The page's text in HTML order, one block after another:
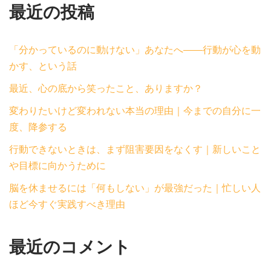
最近の投稿
「分かっているのに動けない」あなたへ——行動が心を動
かす、という話
最近、心の底から笑ったこと、ありますか？
変わりたいけど変われない本当の理由｜今までの自分に一
度、降参する
行動できないときは、まず阻害要因をなくす｜新しいこと
や目標に向かうために
脳を休ませるには「何もしない」が最強だった｜忙しい人
ほど今すぐ実践すべき理由
最近のコメント